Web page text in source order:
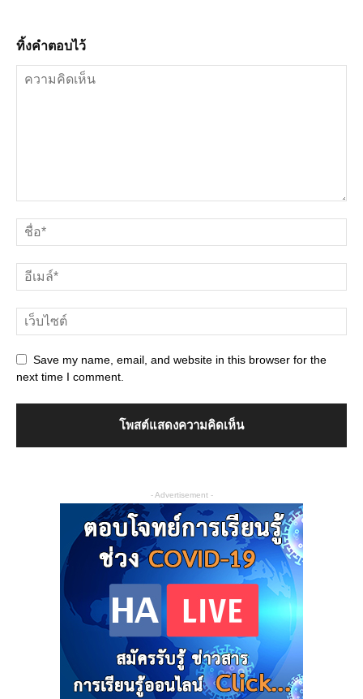
ทิ้งคำตอบไว้
Save my name, email, and website in this browser for the
next time I comment.
- Advertisement -